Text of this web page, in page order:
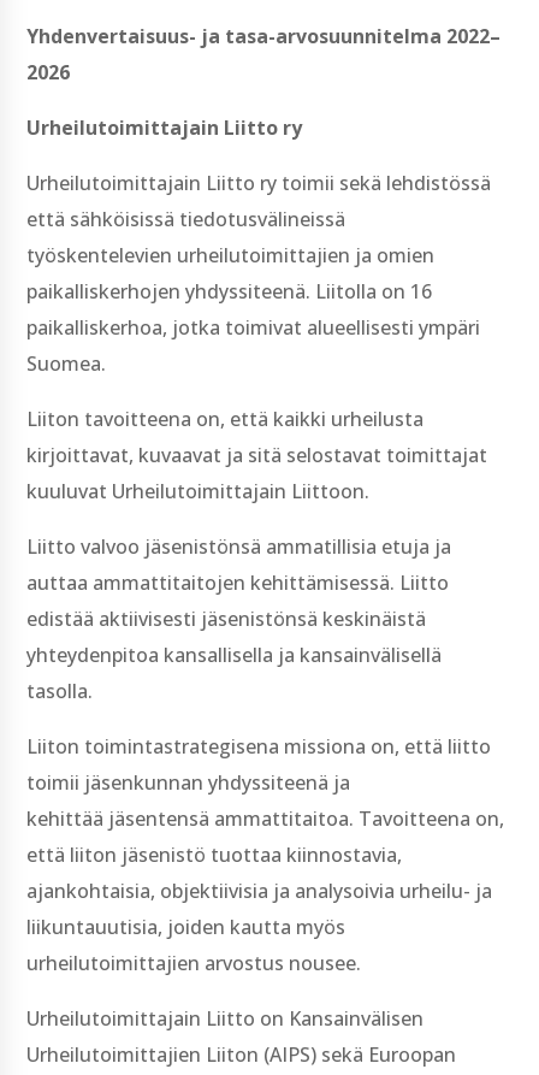
Yhdenvertaisuus- ja tasa-arvosuunnitelma 2022–
2026
Urheilutoimittajain Liitto ry
Urheilutoimittajain Liitto ry toimii sekä lehdistössä
että sähköisissä tiedotusvälineissä
työskentelevien urheilutoimittajien ja omien
paikalliskerhojen yhdyssiteenä. Liitolla on 16
paikalliskerhoa, jotka toimivat alueellisesti ympäri
Suomea.
Liiton tavoitteena on, että kaikki urheilusta
kirjoittavat, kuvaavat ja sitä selostavat toimittajat
kuuluvat Urheilutoimittajain Liittoon.
Liitto valvoo jäsenistönsä ammatillisia etuja ja
auttaa ammattitaitojen kehittämisessä. Liitto
edistää aktiivisesti jäsenistönsä keskinäistä
yhteydenpitoa kansallisella ja kansainvälisellä
tasolla.
Liiton toimintastrategisena missiona on, että liitto
toimii jäsenkunnan yhdyssiteenä ja
kehittää jäsentensä ammattitaitoa. Tavoitteena on,
että liiton jäsenistö tuottaa kiinnostavia,
ajankohtaisia, objektiivisia ja analysoivia urheilu-­ ja
liikuntauutisia, joiden kautta myös
urheilutoimittajien arvostus nousee.
Urheilutoimittajain Liitto on Kansainvälisen
Urheilutoimittajien Liiton (AIPS) sekä Euroopan